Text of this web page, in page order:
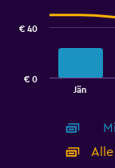
displaying
categories.
Jän
€ 0
€ 40
Alle